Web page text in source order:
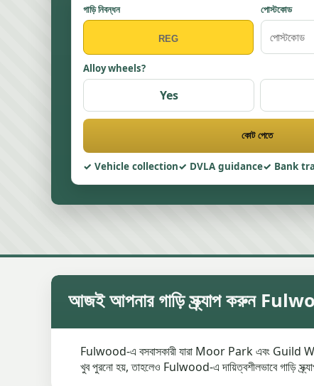
গাড়ি নিবন্ধন পোস্টকোড
Alloy wheels?
Yes
কোট পেতে
Vehicle collection DVLA guidance Bank
আজই আপনার গাড়ি স্ক্র্যাপ করুন
Fulwood-এ বসবাসকারী যারা Moor Park এবং Guild Wheel-
খুব পুরনো হয়, তাহলেও Fulwood-এ দায়িত্বশীলভাবে গাড়ি